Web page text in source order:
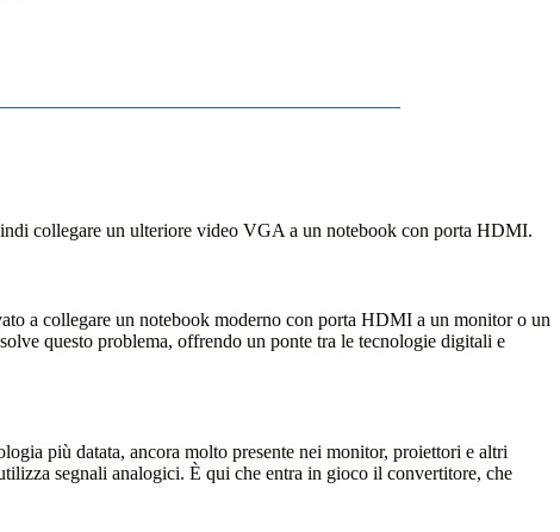
collegare un ulteriore video VGA a un notebook con porta HDMI.
a collegare un notebook moderno con porta HDMI a un monitor o un
questo problema, offrendo un ponte tra le tecnologie digitali e
più datata, ancora molto presente nei monitor, proiettori e altri
segnali analogici. È qui che entra in gioco il convertitore, che